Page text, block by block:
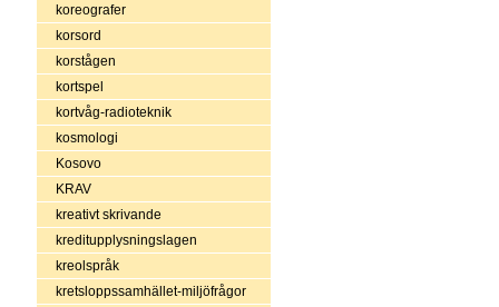
koreografer
korsord
korstågen
kortspel
kortvåg-radioteknik
kosmologi
Kosovo
KRAV
kreativt skrivande
kreditupplysningslagen
kreolspråk
kretsloppssamhället-miljöfrågor